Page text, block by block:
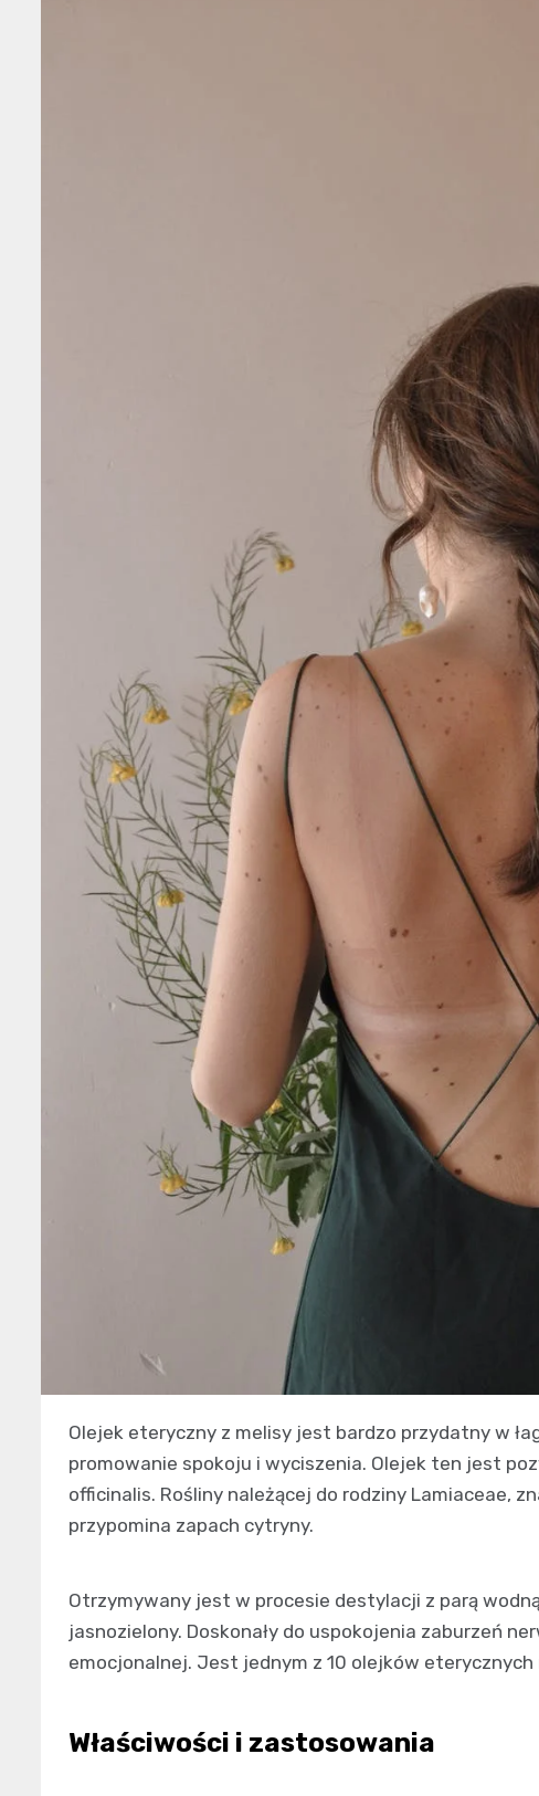
Olejek eteryczny z melisy jest bardzo przydatny w
promowanie spokoju i wyciszenia. Olejek ten jest
officinalis. Rośliny należącej do rodziny Lamiaceae,
przypomina zapach cytryny.
Otrzymywany jest w procesie destylacji z parą
jasnozielony. Doskonały do ​​uspokojenia zaburzeń
emocjonalnej. Jest jednym z 10 olejków
Właściwości i zastosowania